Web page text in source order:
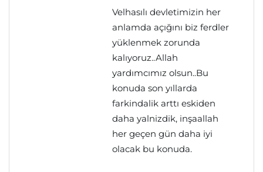
Velhasılı devletimizin her
anlamda açığını biz ferdler
yüklenmek zorunda
kalıyoruz..Allah
yardımcımız olsun..Bu
konuda son yıllarda
farkindalik arttı eskiden
daha yalnizdik, inşaallah
her geçen gün daha iyi
olacak bu konuda.